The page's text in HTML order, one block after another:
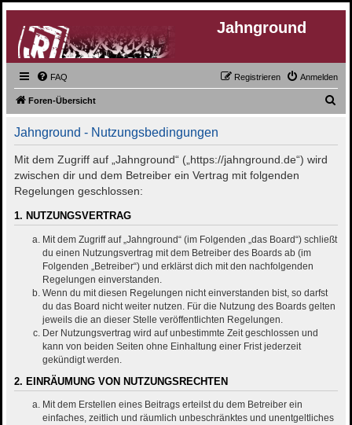
Jahnground
FAQ Anmelden
Registrieren
Foren-Übersicht
Jahnground - Nutzungsbedingungen
Mit dem Zugriff auf „Jahnground“ („https://jahnground.de“) wird
zwischen dir und dem Betreiber ein Vertrag mit folgenden
Regelungen geschlossen:
1. NUTZUNGSVERTRAG
Mit dem Zugriff auf „Jahnground“ (im Folgenden „das Board“) schließt
du einen Nutzungsvertrag mit dem Betreiber des Boards ab (im
Folgenden „Betreiber“) und erklärst dich mit den nachfolgenden
Regelungen einverstanden.
Wenn du mit diesen Regelungen nicht einverstanden bist, so darfst
du das Board nicht weiter nutzen. Für die Nutzung des Boards gelten
jeweils die an dieser Stelle veröffentlichten Regelungen.
Der Nutzungsvertrag wird auf unbestimmte Zeit geschlossen und
kann von beiden Seiten ohne Einhaltung einer Frist jederzeit
gekündigt werden.
2. EINRÄUMUNG VON NUTZUNGSRECHTEN
Mit dem Erstellen eines Beitrags erteilst du dem Betreiber ein
einfaches, zeitlich und räumlich unbeschränktes und unentgeltliches